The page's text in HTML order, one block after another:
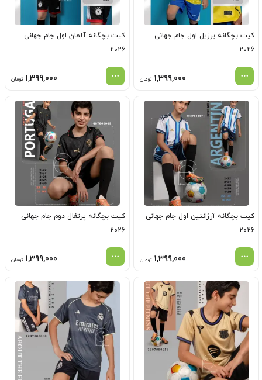
کیت بچگانه برزیل اول جام جهانی
2026
1,399,000 تومان
کیت بچگانه آلمان اول جام جهانی
2026
1,399,000 تومان
کیت بچگانه آرژانتین اول جام جهانی
2026
1,399,000 تومان
کیت بچگانه پرتغال دوم جام جهانی
2026
1,399,000 تومان